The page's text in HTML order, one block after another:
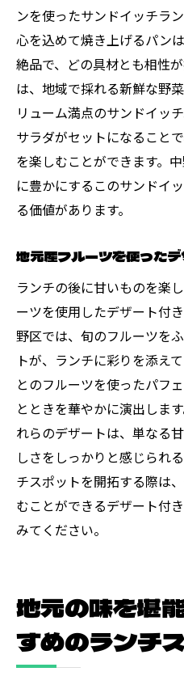
伝統的な食文化を
チ
中野区のおすすめラ
事体験
心温まるサービス
食後のデザートも
地元の音楽ライブ
ゆったりとした空
親子で楽しむキッ
四季を感じる景色
ンを使ったサンドイッチラ
心を込めて焼き上げるパン
絶品で、どの具材とも相性
は、地域で採れる新鮮な野
リューム満点のサンドイッ
サラダがセットになること
を楽しむことができます。
に豊かにするこのサンドイ
る価値があります。
地元産フルーツを使った
ランチの後に甘いものを楽
ーツを使用したデザート付
野区では、旬のフルーツを
トが、ランチに彩りを添え
とのフルーツを使ったパフ
とときを華やかに演出しま
れらのデザートは、単なる
しさをしっかりと感じられ
チスポットを開拓する際は
むことができるデザート付
みてください。
地元の味を堪
すめのランチ